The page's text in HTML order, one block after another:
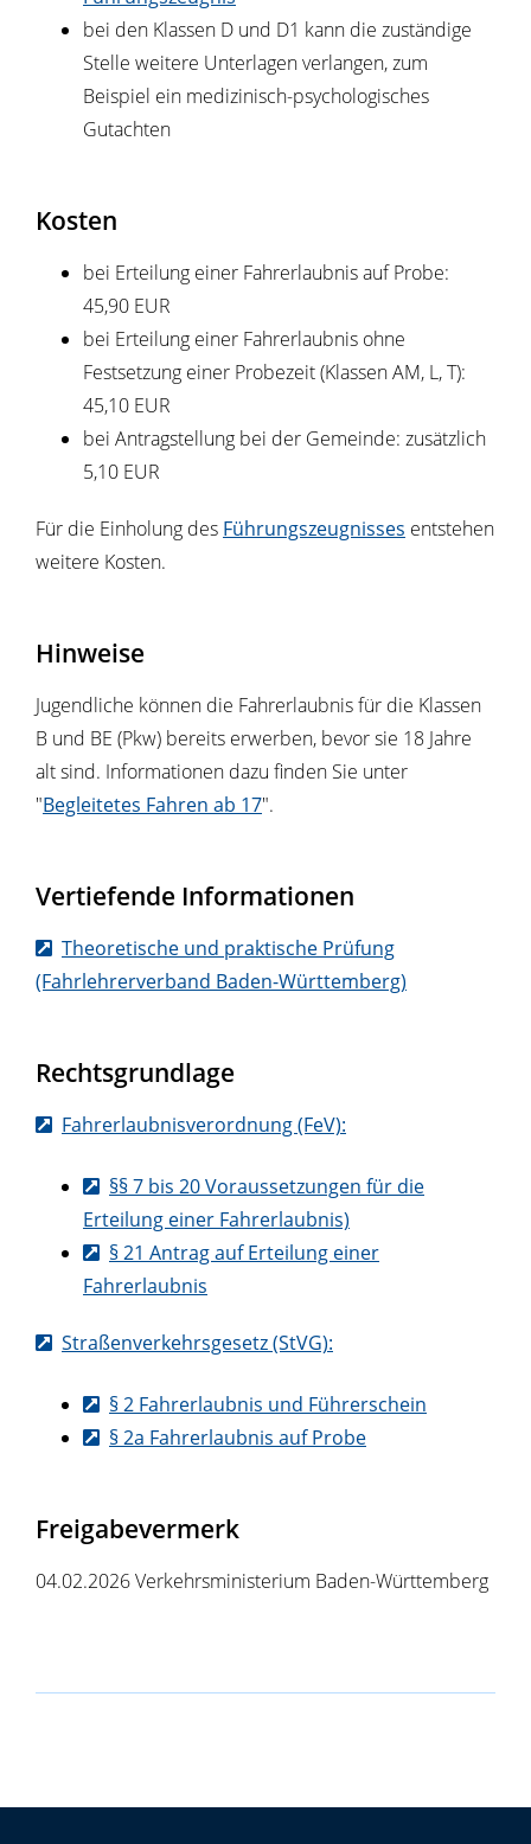
bei den Klassen D und D1 kann die zuständige
Stelle weitere Unterlagen verlangen, zum
Beispiel ein medizinisch-psychologisches
Gutachten
Kosten
bei Erteilung einer Fahrerlaubnis auf Probe:
45,90 EUR
bei Erteilung einer Fahrerlaubnis ohne
Festsetzung einer Probezeit (Klassen AM, L, T):
45,10 EUR
bei Antragstellung bei der Gemeinde: zusätzlich
5,10 EUR
Für die Einholung des Führungszeugnisses entstehen
weitere Kosten.
Hinweise
Jugendliche können die Fahrerlaubnis für die Klassen
B und BE (Pkw) bereits erwerben, bevor sie 18 Jahre
alt sind. Informationen dazu finden Sie unter
"Begleitetes Fahren ab 17".
Vertiefende Informationen
Theoretische und praktische Prüfung
(Fahrlehrerverband Baden-Württemberg)
Rechtsgrundlage
Fahrerlaubnisverordnung (FeV):
§§ 7 bis 20 Voraussetzungen für die
Erteilung einer Fahrerlaubnis)
§ 21 Antrag auf Erteilung einer
Fahrerlaubnis
Straßenverkehrsgesetz (StVG):
§ 2 Fahrerlaubnis und Führerschein
§ 2a Fahrerlaubnis auf Probe
Freigabevermerk
04.02.2026Verkehrsministerium Baden-Württemberg